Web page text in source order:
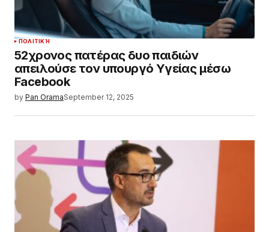
ΠΟΛΙΤΙΚΉ
52χρονος πατέρας δυο παιδιών
απειλούσε τον υπουργό Υγείας μέσω
Facebook
by Pan OramaSeptember 12, 2025